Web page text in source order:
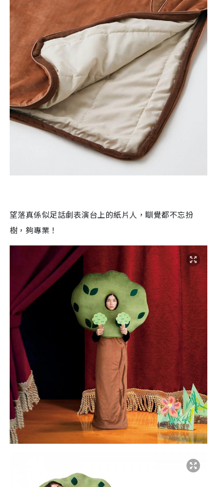
望落真係似足話劇表演台上的紙片人，瞓覺都不忘扮
樹，夠專業！